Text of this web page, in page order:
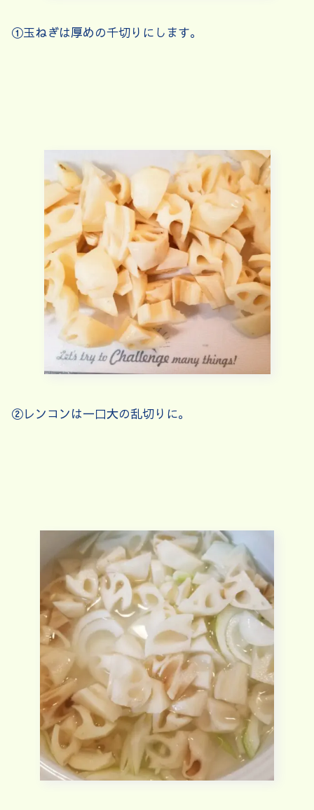
①玉ねぎは厚めの千切りにします。
②レンコンは一口大の乱切りに。